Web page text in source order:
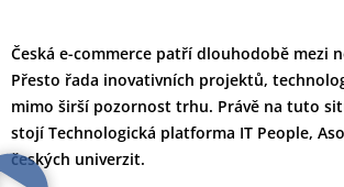
Česká e-commerce patří dlouhodobě mezi
Přesto řada inovativních projektů,
mimo širší pozornost trhu. Právě na tuto
stojí Technologická platforma IT People,
českých univerzit.